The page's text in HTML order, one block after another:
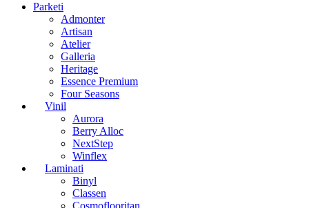
Parketi
Admonter
Artisan
Atelier
Galleria
Heritage
Essence Premium
Four Seasons
Vinil
Aurora
Berry Alloc
NextStep
Winflex
Laminati
Binyl
Classen
Cosmoflooritan